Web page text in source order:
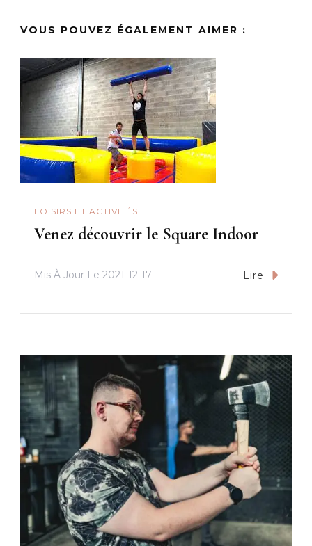
VOUS POUVEZ ÉGALEMENT AIMER :
LOISIRS ET ACTIVITÉS
Venez découvrir le Square Indoor
Mis À Jour Le 2021-12-17 Lire